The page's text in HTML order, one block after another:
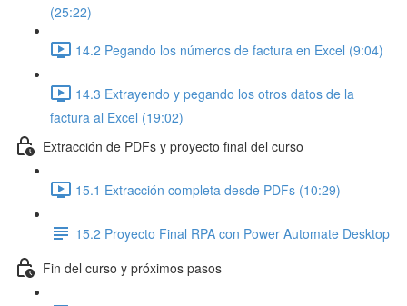
(25:22)
14.2 Pegando los números de factura en Excel (9:04)
14.3 Extrayendo y pegando los otros datos de la
factura al Excel (19:02)
Extracción de PDFs y proyecto final del curso
15.1 Extracción completa desde PDFs (10:29)
15.2 Proyecto Final RPA con Power Automate Desktop
Fin del curso y próximos pasos